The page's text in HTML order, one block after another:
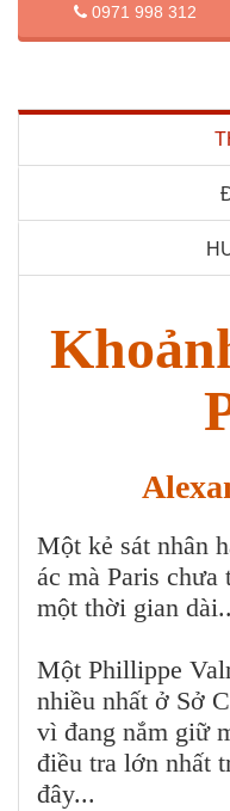
0971 998 312
Một kẻ sát nhân
ác mà Paris
một thời gian
Một Phillippe
nhiều nhất ở Sở
vì đang nắm giữ
điều tra lớn nhất
đây...